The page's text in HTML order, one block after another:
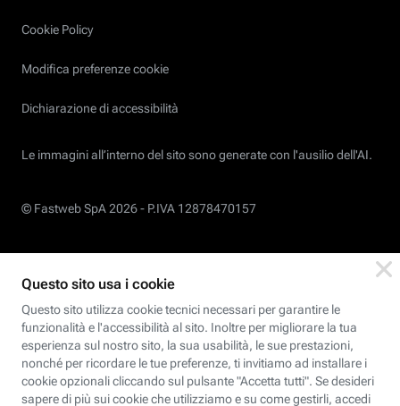
Cookie Policy
Modifica preferenze cookie
Dichiarazione di accessibilità
Le immagini all’interno del sito sono generate con l'ausilio dell'AI.
© Fastweb SpA 2026 - P.IVA 12878470157